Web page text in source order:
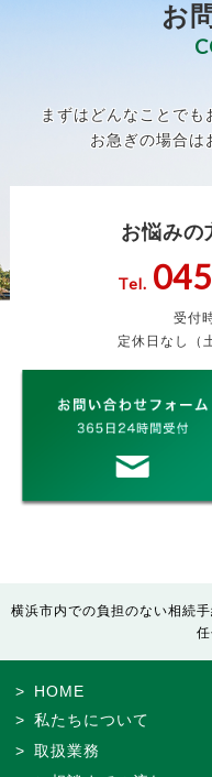
お
まずはどんなことでも
お急ぎの場合は
お悩みの
Tel.
受付
定休日なし（
横浜市内での負担のない相続
HOME
私たちについて
取扱業務